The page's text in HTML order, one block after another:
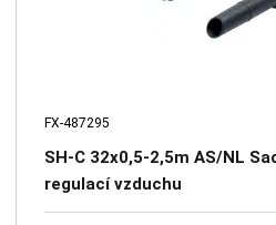
FX-487295
SH-C 32x0,5-2,5m AS/NL
regulací vzduchu